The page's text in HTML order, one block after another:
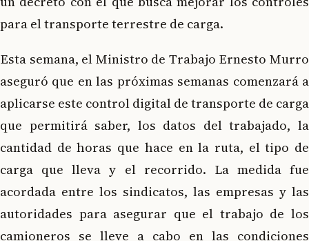
para el transporte terrestre de carga.
Esta semana, el Ministro de Trabajo Ernesto Murro
aseguró que en las próximas semanas comenzará a
aplicarse este control digital de transporte de carga
que permitirá saber, los datos del trabajado, la
cantidad de horas que hace en la ruta, el tipo de
carga que lleva y el recorrido. La medida fue
acordada entre los sindicatos, las empresas y las
autoridades para asegurar que el trabajo de los
camioneros se lleve a cabo en las condiciones